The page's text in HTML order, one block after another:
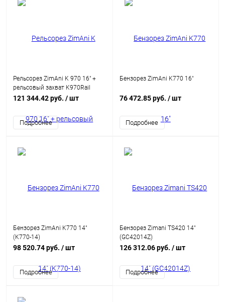
Рельсорез ZimAni K 970 16" +
рельсовый захват K970Rail
121 344.42 руб. / шт
Подробнее
Бензорез ZimAni K770 16"
76 472.85 руб. / шт
Подробнее
Бензорез ZimAni K770 14"
(K770-14)
98 520.74 руб. / шт
Подробнее
Бензорез Zimani TS420 14"
(GC42014Z)
126 312.06 руб. / шт
Подробнее